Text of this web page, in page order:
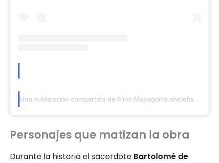
Una publicación compartida de Aline Mayagoitia she/ella (@alinemayagoitia)
Personajes que matizan la obra
Durante la historia el sacerdote Bartolomé de